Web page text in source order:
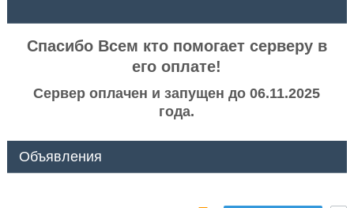
Спасибо Всем кто помогает серверу в
его оплате!
Сервер оплачен и запущен до 06.11.2025
года.
Объявления